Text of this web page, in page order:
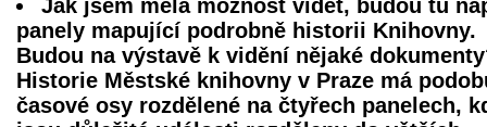
Jak jsem měla možnost vidět, budou tu
panely mapující podrobně historii Knihovny.
Budou na výstavě k vidění nějaké
Historie Městské knihovny v Praze má
časové osy rozdělené na čtyřech panelech,